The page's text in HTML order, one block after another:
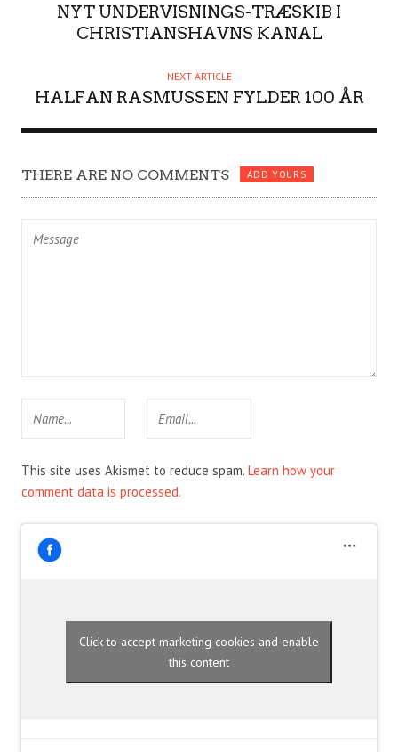
NYT UNDERVISNINGS-TRÆSKIB I
CHRISTIANSHAVNS KANAL
NEXT ARTICLE
HALFAN RASMUSSEN FYLDER 100 ÅR
THERE ARE NO COMMENTS ADD YOURS
This site uses Akismet to reduce spam. Learn how your
comment data is processed.
Click to accept marketing cookies and enable
this content